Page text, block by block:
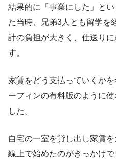
結果的に「事業にした」と
た当時、兄弟3人とも留学を
計の負担が大きく、仕送り
す。
家賃をどう支払っていくか
ーフィンの有料版のように
した。
自宅の一室を貸し出し家賃
線上で始めたのがきっかけ